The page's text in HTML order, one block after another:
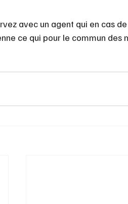
avec un agent qui en cas
ce qui pour le commun des